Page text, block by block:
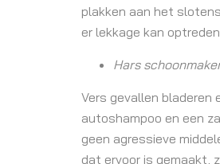
plakken aan het
er lekkage kan
Hars
Vers gevallen bladeren
autoshampoo en een
geen agressieve
dat ervoor is gemaakt,